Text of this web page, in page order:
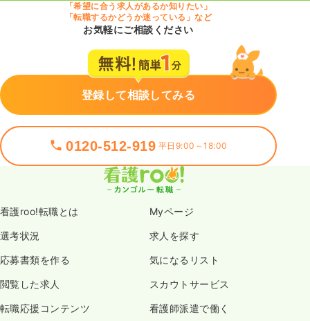
「希望に合う求人があるか知りたい」
「転職するかどうか迷っている」など
お気軽にご相談ください
登録して相談してみる
0120-512-919 平日9:00～18:00
看護roo!転職とは Myページ
選考状況 求人を探す
応募書類を作る 気になるリスト
閲覧した求人 スカウトサービス
転職応援コンテンツ 看護師派遣で働く